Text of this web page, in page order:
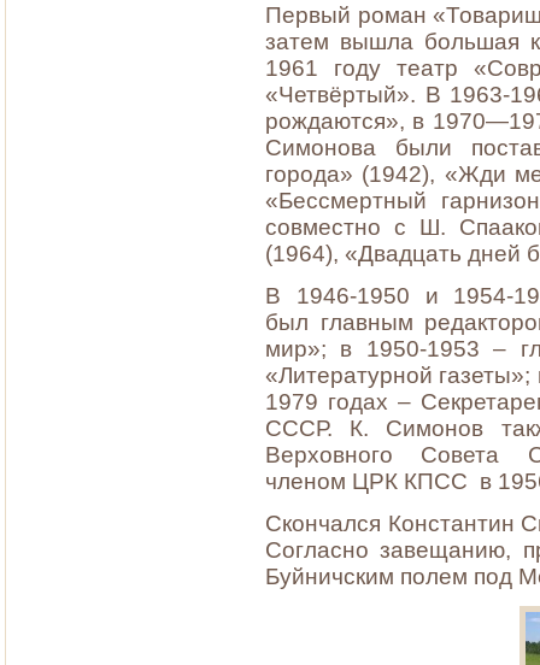
Первый роман
затем вышла большая
1961 году театр
«Четвёртый». В 1963-
рождаются», в
Симонова были
города» (1942), «Жди
«Бессмертный
совместно с Ш.
(1964), «Двадцать дней
В 1946-1950 и 1954-
был главным
мир»; в 1950-1953 –
«Литературной
1979 годах –
СССР. К. Симонов
Верховного Совета
членом ЦРК КПСС в
Скончался Константин
Согласно завещанию,
Буйничским полем под